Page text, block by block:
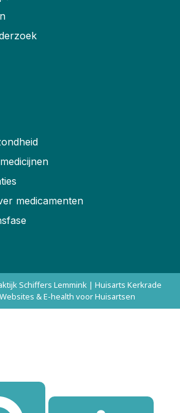
medicamenten
Schiffers Lemmink | Huisarts Kerkrade
& E-health voor Huisartsen